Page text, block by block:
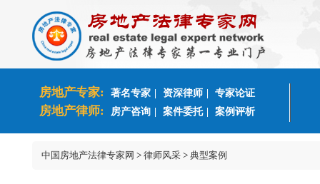
房地产专家: 著名专家 资深律师 专家论证
房地产律师: 房产咨询 案件委托 案例评析
中国房地产法律专家网 > 律师风采 > 典型案例